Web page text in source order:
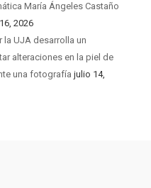
María Ángeles Castaño
2026
UJA desarrolla un
alteraciones en la piel de
una fotografía julio 14,